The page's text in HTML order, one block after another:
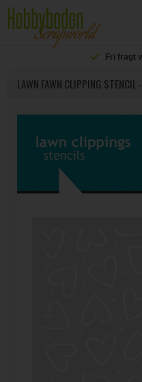
Fri fragt
LAWN FAWN CLIPPING STENCIL